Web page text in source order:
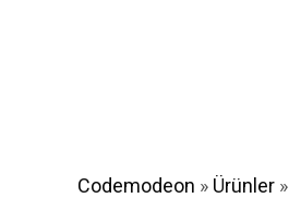
Codemodeon » Ürünler»